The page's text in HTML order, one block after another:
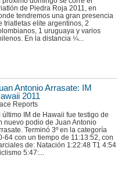
de Piedra Roja 2011, en
tendremos una gran presencia
triatletas elite argentinos, 2
1 uruguaya y varios
En la distancia ¼...
Antonio Arrasate: IM
2011
Reports
último IM de Hawaii fue testigo de
nuevo podio de Juan Antonio
Terminó 3º en la categoría
64 con un tiempo de 11:13:52, con
de: Natación 1:22:48 T1 4:54
5:47:...